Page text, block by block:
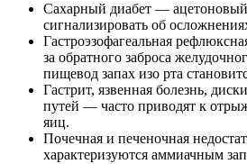
Сахарный диабет —
сигнализировать об
Гастроэзофагеальная
за обратного заброса
пищевод запах изо рта
Гастрит, язвенная болезнь,
путей — часто приводят к
яиц.
Почечная и печеночная
характеризуются аммиачным